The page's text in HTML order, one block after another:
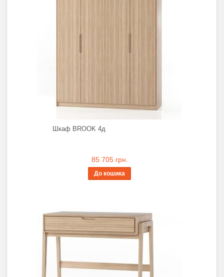
Шкаф BROOK 4д
85 705 грн.
До кошика